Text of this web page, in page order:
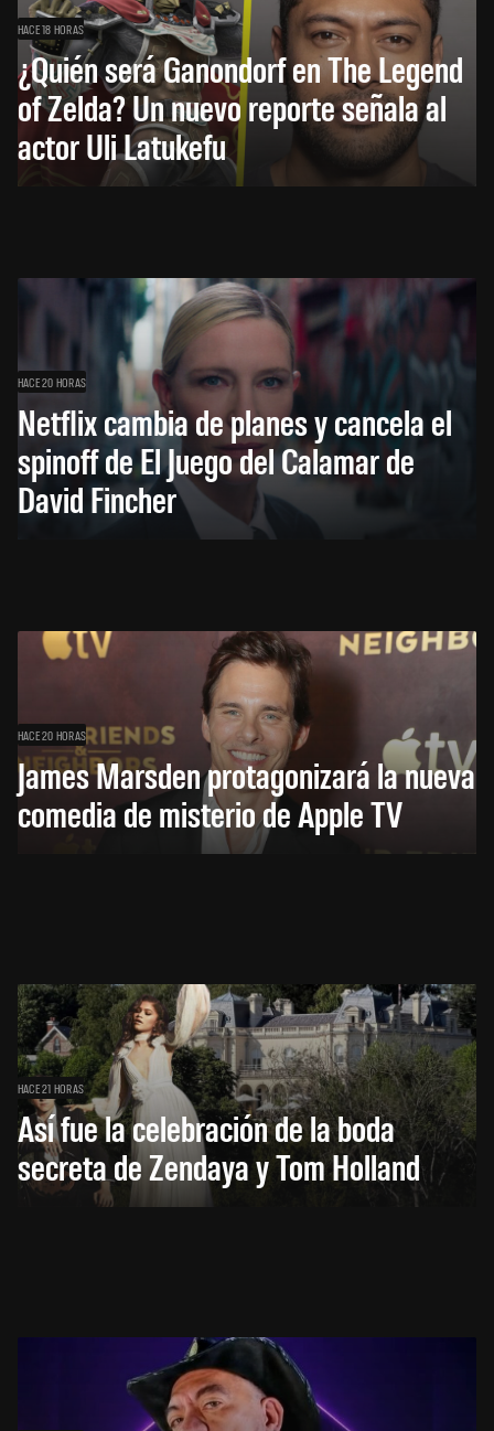
HACE 18 HORAS
¿Quién será Ganondorf en The Legend
of Zelda? Un nuevo reporte señala al
actor Uli Latukefu
HACE 20 HORAS
Netflix cambia de planes y cancela el
spinoff de El Juego del Calamar de
David Fincher
HACE 20 HORAS
James Marsden protagonizará la nueva
comedia de misterio de Apple TV
HACE 21 HORAS
Así fue la celebración de la boda
secreta de Zendaya y Tom Holland